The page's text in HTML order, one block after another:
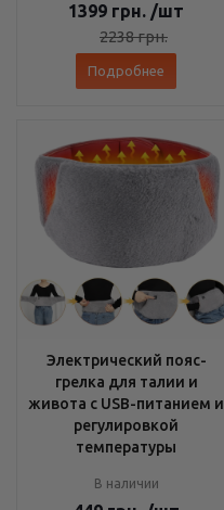
1399 грн. /шт
2238грн.
Подробнее
Электрический пояс-
грелка для талии и
живота с USB-питанием и
регулировкой
температуры
В наличии